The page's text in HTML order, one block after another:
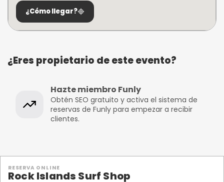
¿Cómo llegar?
¿Eres propietario de este evento?
Hazte miembro Funly
Obtén SEO gratuito y activa el sistema de
reservas de Funly para empezar a recibir
clientes.
RESERVA ONLINE
Rock Islands Surf Shop